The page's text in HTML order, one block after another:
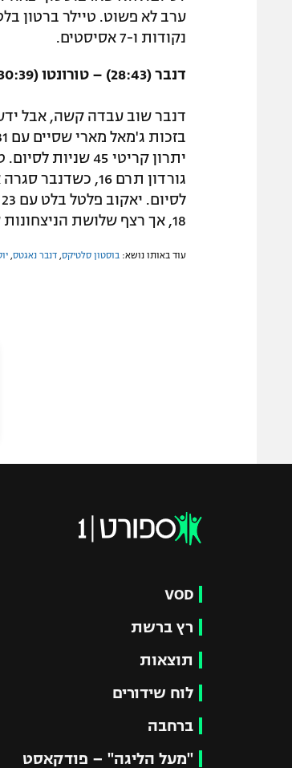
נקודות ו-7 אסיסטים.
דנבר (28:43) – טורונטו (30:39) 115:121
דנבר שוב עבדה קשה, אבל
18, אך רצף שלושת הניצחונות של טורונטו נעצר.
עוד באותו נושא: בוסטון סלטיקס דנבר נאגטס
VOD
רץ ברשת
תוצאות
לוח שידורים
ברחבה
"מעל הליגה" – פודקאסט